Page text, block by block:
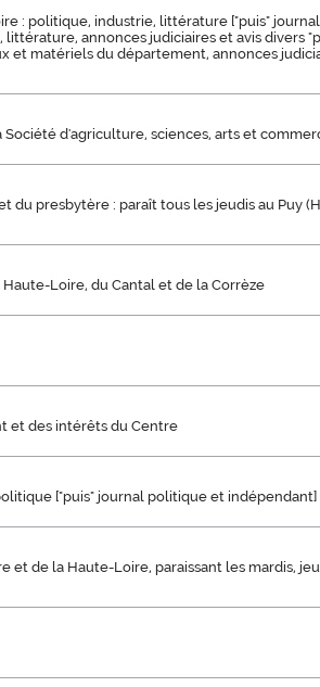
: politique, industrie, littérature ["puis"
annonces judiciaires et avis divers
matériels du département, annonces
d'agriculture, sciences, arts et
du presbytère : paraît tous les jeudis au Puy
Loire, du Cantal et de la Corrèze
et des intérêts du Centre
["puis" journal politique et indépendant]
et de la Haute-Loire, paraissant les mardis,